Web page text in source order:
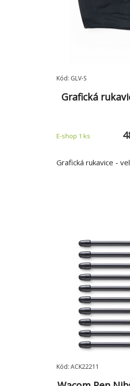
Kód: GLV-S
Grafická
E-shop 1 ks
Grafická rukavice -
Kód: ACK22211